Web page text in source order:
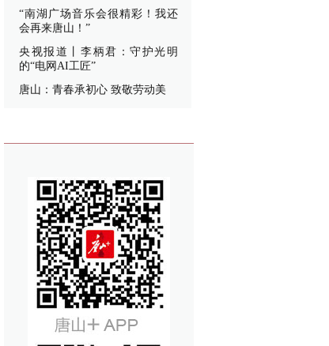
“南湖广场音乐会很精彩！我还
会再来唐山！”
央视报道丨李柄君：守护光明
的“电网AI工匠”
唐山：青春承初心 致敬劳动美